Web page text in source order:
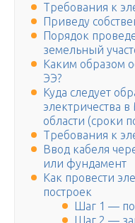
Требования к
Приведу
Порядок
земельный
Каким образом
ЭЭ?
Куда следует
электричества
области (сроки
Требования к
Ввод кабеля
или фундамент
Как провести
построек
Шаг 1 —
Шаг 2 —